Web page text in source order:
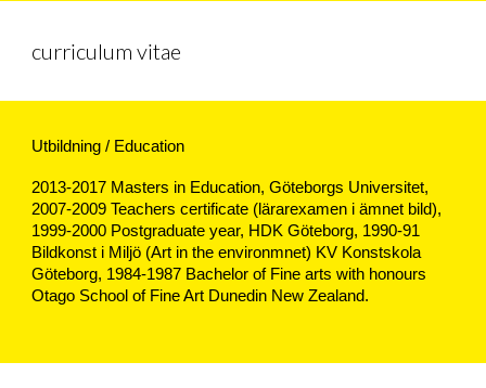
curriculum vitae
Utbildning / Education
2013-2017 Masters in Education, Göteborgs Universitet,
2007-2009Teachers certificate (lärarexamen i ämnet bild),
1999-2000 Postgraduate year, HDK Göteborg, 1990-91
Bildkonst i Miljö (Art in the environmnet) KV Konstskola
Göteborg, 1984-1987 Bachelor of Fine arts with honours
Otago School of Fine Art Dunedin New Zealand.